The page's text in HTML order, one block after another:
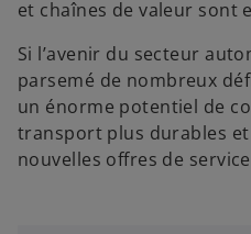
et chaînes de valeur sont
Si l’avenir du secteur
parsemé de nombreux
un énorme potentiel de
transport plus durables
nouvelles offres de